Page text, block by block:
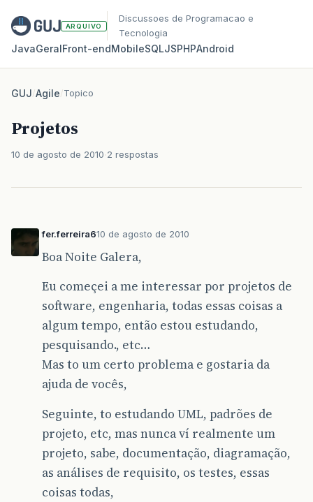
ARQUIVO
Discussoes de Programacao e
Tecnologia
JavaGeralFront‑endMobileSQLJSPHPAndroid
GUJ/Agile/Topico
Projetos
10 de agosto de 2010 2 respostas
fer.ferreira610 de agosto de 2010
Boa Noite Galera,
Eu começei a me interessar por projetos de
software, engenharia, todas essas coisas a
algum tempo, então estou estudando,
pesquisando., etc…
Mas to um certo problema e gostaria da
ajuda de vocês,
Seguinte, to estudando UML, padrões de
projeto, etc, mas nunca ví realmente um
projeto, sabe, documentação, diagramação,
as análises de requisito, os testes, essas
coisas todas,